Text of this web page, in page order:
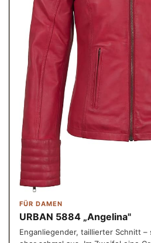
FÜR DAMEN
URBAN 5884 „Angelina"
Enganliegender, taillierter Schnitt